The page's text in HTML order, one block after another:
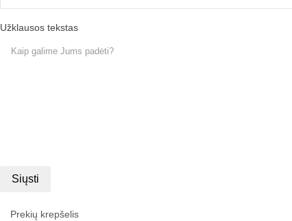
Užklausos tekstas
Siųsti
Prekių krepšelis